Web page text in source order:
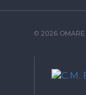
© 2026 OMARE